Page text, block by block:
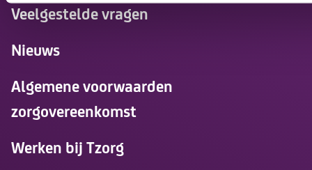
Veelgestelde vragen
Nieuws
Algemene voorwaarden
zorgovereenkomst
Werken bij Tzorg